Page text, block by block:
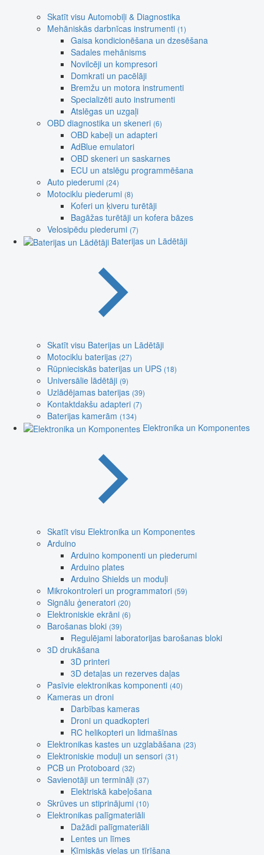
Skatīt visu Automobiļi & Diagnostika
Mehāniskās darbnīcas instrumenti (1)
Gaisa kondicionēšana un dzesēšana
Sadales mehānisms
Novilcēji un kompresori
Domkrati un pacēlāji
Bremžu un motora instrumenti
Specializēti auto instrumenti
Atslēgas un uzgaļi
OBD diagnostika un skeneri (6)
OBD kabeļi un adapteri
AdBlue emulatori
OBD skeneri un saskarnes
ECU un atslēgu programmēšana
Auto piederumi (24)
Motociklu piederumi (8)
Koferi un ķiveru turētāji
Bagāžas turētāji un kofera bāzes
Velosipēdu piederumi (7)
Baterijas un Lādētāji
Skatīt visu Baterijas un Lādētāji
Motociklu baterijas (27)
Rūpnieciskās baterijas un UPS (18)
Universālie lādētāji (9)
Uzlādējamas baterijas (39)
Kontaktdakšu adapteri (7)
Baterijas kamerām (134)
Elektronika un Komponentes
Skatīt visu Elektronika un Komponentes
Arduino
Arduino komponenti un piederumi
Arduino plates
Arduino Shields un moduļi
Mikrokontroleri un programmatori (59)
Signālu ģeneratori (20)
Elektroniskie ekrāni (6)
Barošanas bloki (39)
Regulējami laboratorijas barošanas bloki
3D drukāšana
3D printeri
3D detaļas un rezerves daļas
Pasīvie elektronikas komponenti (40)
Kameras un droni
Darbības kameras
Droni un quadkopteri
RC helikopteri un lidmašīnas
Elektronikas kastes un uzglabāšana (23)
Elektroniskie moduļi un sensori (31)
PCB un Protoboard (32)
Savienotāji un termināļi (37)
Elektriskā kabeļošana
Skrūves un stiprinājumi (10)
Elektronikas palīgmateriāli
Dažādi palīgmateriāli
Lentes un līmes
Ķīmiskās vielas un tīrīšana